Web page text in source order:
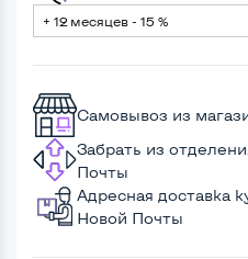
Самовывоз из
Забрать из
Почты
Адресная доставка
Новой Почты